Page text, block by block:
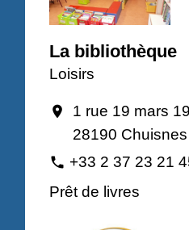
La bibliothèque
Loisirs
location_on
1 rue 19 mars
28190 Chuisnes
phone +33 2 37 23 21
Prêt de livres